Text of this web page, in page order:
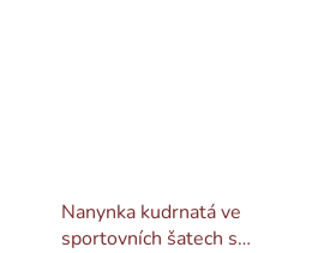
Nanynka kudrnatá ve
sportovních šatech s